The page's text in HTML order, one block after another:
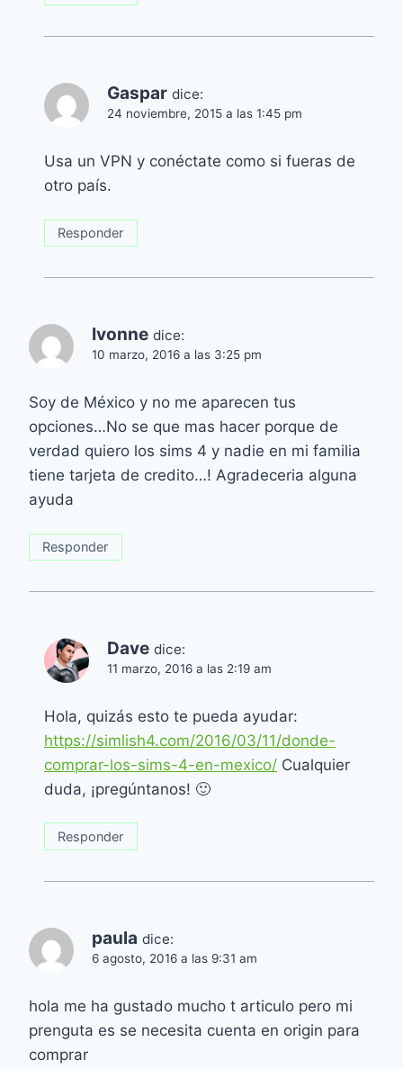
Gaspar dice:
24 noviembre, 2015 a las 1:45 pm
Usa un VPN y conéctate como si fueras de
otro país.
Responder
Ivonne dice:
10 marzo, 2016 a las 3:25 pm
Soy de México y no me aparecen tus
opciones…No se que mas hacer porque de
verdad quiero los sims 4 y nadie en mi familia
tiene tarjeta de credito…! Agradeceria alguna
ayuda
Responder
Dave dice:
11 marzo, 2016 a las 2:19 am
Hola, quizás esto te pueda ayudar:
https://simlish4.com/2016/03/11/donde-
comprar-los-sims-4-en-mexico/ Cualquier
duda, ¡pregúntanos! 🙂
Responder
paula dice:
6 agosto, 2016 a las 9:31 am
hola me ha gustado mucho t articulo pero mi
prenguta es se necesita cuenta en origin para
comprar